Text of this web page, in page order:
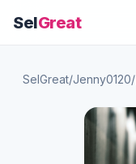
SelGreat
SelGreat/Jenny0120/